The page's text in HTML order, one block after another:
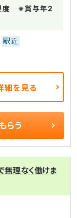
度 ※賞与年2
駅近
細を見る
らう
理なく働けま